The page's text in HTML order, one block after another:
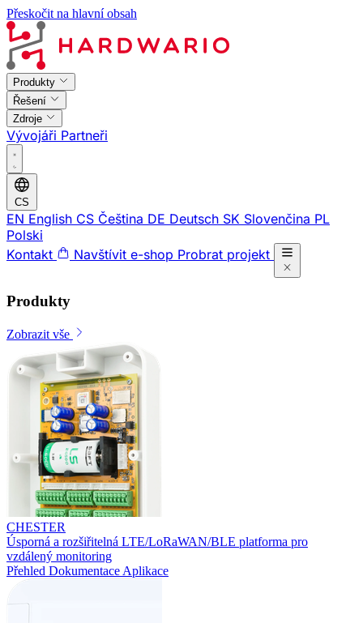
Přeskočit na hlavní obsah
Produkty
Řešení
Zdroje
Vývojáři Partneři
CS
EN English CS Čeština DE Deutsch SK Slovenčina PL
Polski
Kontakt
Navštívit e-shop Probrat projekt
Produkty
Zobrazit vše
CHESTER
Úsporná a rozšiřitelná LTE/LoRaWAN/BLE platforma pro
vzdálený monitoring
Přehled Dokumentace Aplikace